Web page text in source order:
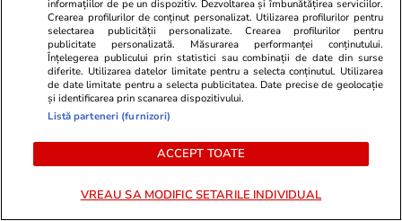
prezentarea Deltei Dunării, activități digitale și
cursuri organizate împreună cu Orange, iar
pentru elevi a fost o experiență foarte
importantă”, a declarat Georgeta Gheorghe,
directoarea școlii din Crișan.
Potrivit acesteia, una dintre cele mai importante
echipamente digitale utilizate în activitatea de
informațiilor de pe un dispozitiv. Dezvoltarea și îmbunătățirea serviciilor.
Crearea profilurilor de conținut personalizat. Utilizarea profilurilor pentru
selectarea publicității personalizate. Crearea profilurilor pentru
publicitate personalizată. Măsurarea performanței conținutului.
Înțelegerea publicului prin statistici sau combinații de date din surse
diferite. Utilizarea datelor limitate pentru a selecta conținutul. Utilizarea
de date limitate pentru a selecta publicitatea. Date precise de geolocație
și identificarea prin scanarea dispozitivului.
Listă parteneri (furnizori)
ACCEPT TOATE
VREAU SA MODIFIC SETARILE INDIVIDUAL